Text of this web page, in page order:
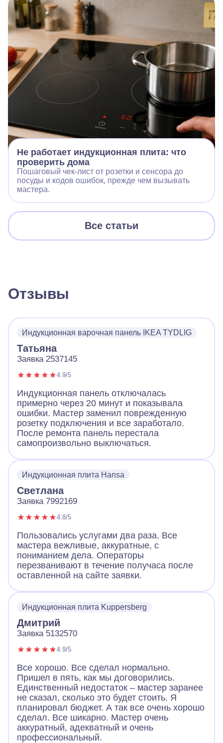
Не работает индукционная плита: что
проверить дома
Пошаговый чек‑лист от розетки и сенсора до
посуды и кодов ошибок, прежде чем вызывать
мастера.
Все статьи
Отзывы
Индукционная варочная панель IKEA TYDLIG
Татьяна
Заявка 2537145
4.9/5
Индукционная панель отключалась
примерно через 20 минут и показывала
ошибки. Мастер заменил поврежденную
розетку подключения и все заработало.
После ремонта панель перестала
самопроизвольно выключаться.
Индукционная плита Hansa
Светлана
Заявка 7992169
4.8/5
Пользовались услугами два раза. Все
мастера вежливые, аккуратные, с
пониманием дела. Операторы
перезванивают в течение получаса после
оставленной на сайте заявки.
Индукционная плита Kuppersberg
Дмитрий
Заявка 5132570
4.9/5
Все хорошо. Все сделал нормально.
Пришел в пять, как мы договорились.
Единственный недостаток – мастер заранее
не сказал, сколько это будет стоить. Я
планировал бюджет. А так все очень хорошо
сделал. Все шикарно. Мастер очень
аккуратный, адекватный и очень
профессиональный.